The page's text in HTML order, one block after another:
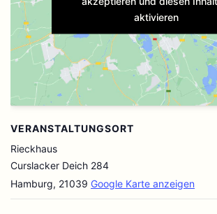
VERANSTALTUNGSORT
Rieckhaus
Curslacker Deich 284
Hamburg, 21039 Google Karte anzeigen
aktivieren